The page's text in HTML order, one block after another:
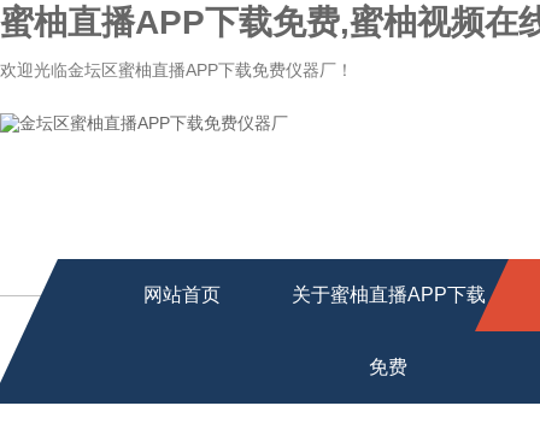
蜜柚直播APP下载免费,蜜柚视频在
欢迎光临金坛区蜜柚直播APP下载免费仪器厂！
网站首页 关于蜜柚直播APP下载
免费